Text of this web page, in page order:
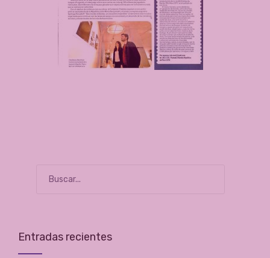
Entradas recientes